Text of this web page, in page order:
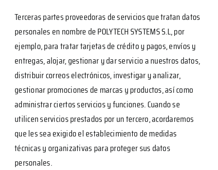
Terceras partes proveedoras de servicios que tratan datos
personales en nombre de POLYTECH SYSTEMS S.L, por
ejemplo, para tratar tarjetas de crédito y pagos, envíos y
entregas, alojar, gestionar y dar servicio a nuestros datos,
distribuir correos electrónicos, investigar y analizar,
gestionar promociones de marcas y productos, así como
administrar ciertos servicios y funciones. Cuando se
utilicen servicios prestados por un tercero, acordaremos
que les sea exigido el establecimiento de medidas
técnicas y organizativas para proteger sus datos
personales.